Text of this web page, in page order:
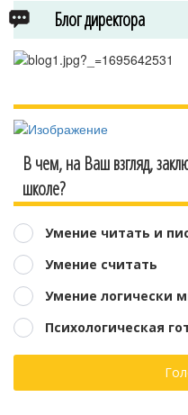
Блог директора
В чем, на Ваш взгляд,
школе?
Умение читать и
Умение считать
Умение логически
Психологическая